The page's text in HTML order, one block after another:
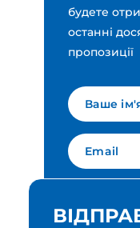
будете
останні
пропозиції
Мова для